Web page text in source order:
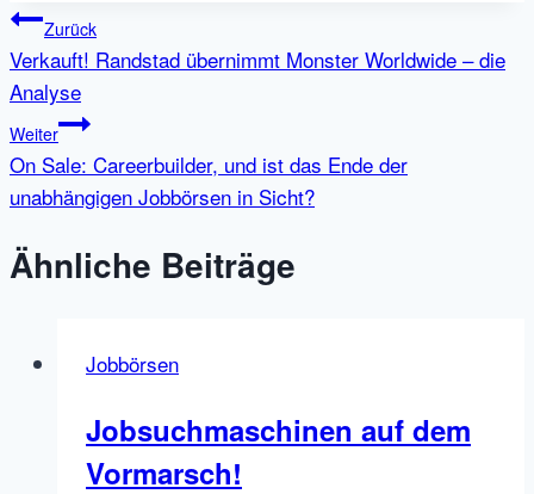
Beitragsnavigation
Zurück
Verkauft! Randstad übernimmt Monster Worldwide – die
Analyse
Weiter
On Sale: Careerbuilder, und ist das Ende der
unabhängigen Jobbörsen in Sicht?
Ähnliche Beiträge
Jobbörsen
Jobsuchmaschinen auf dem
Vormarsch!